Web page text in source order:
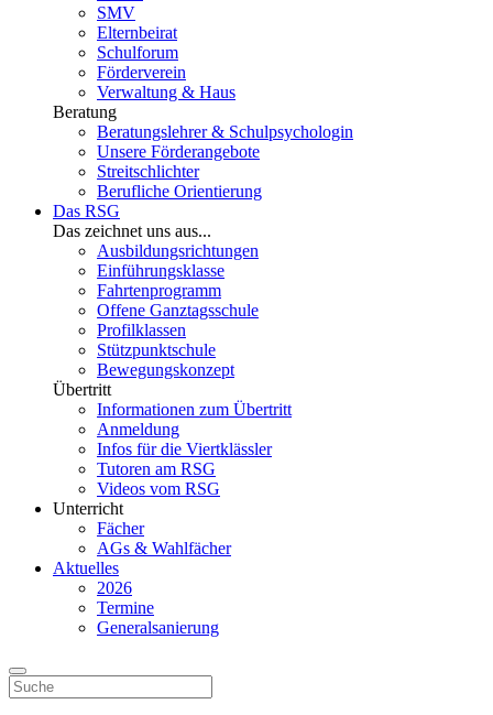
SMV
Elternbeirat
Schulforum
Förderverein
Verwaltung & Haus
Beratung
Beratungslehrer & Schulpsychologin
Unsere Förderangebote
Streitschlichter
Berufliche Orientierung
Das RSG
Das zeichnet uns aus...
Ausbildungsrichtungen
Einführungsklasse
Fahrtenprogramm
Offene Ganztagsschule
Profilklassen
Stützpunktschule
Bewegungskonzept
Übertritt
Informationen zum Übertritt
Anmeldung
Infos für die Viertklässler
Tutoren am RSG
Videos vom RSG
Unterricht
Fächer
AGs & Wahlfächer
Aktuelles
2026
Termine
Generalsanierung